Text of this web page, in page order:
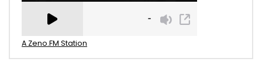
A Zeno.FM Station